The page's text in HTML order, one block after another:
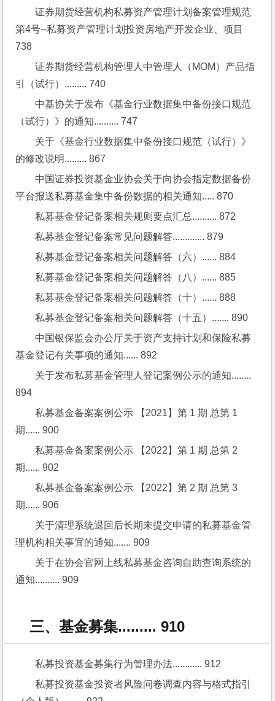
证券期货经营机构私募资产管理计划备案管理规范
第4号--私募资产管理计划投资房地产开发企业、项目
738
证券期货经营机构管理人中管理人（MOM）产品指
引（试行）......... 740
中基协关于发布《基金行业数据集中备份接口规范
（试行）》的通知.......... 747
关于《基金行业数据集中备份接口规范（试行）》
的修改说明......... 867
中国证券投资基金业协会关于向协会指定数据备份
平台报送私募基金集中备份数据的相关通知..... 870
私募基金登记备案相关规则要点汇总.......... 872
私募基金登记备案常见问题解答............. 879
私募基金登记备案相关问题解答（六）...... 884
私募基金登记备案相关问题解答（八）...... 885
私募基金登记备案相关问题解答（十）...... 888
私募基金登记备案相关问题解答（十五）....... 890
中国银保监会办公厅关于资产支持计划和保险私募
基金登记有关事项的通知...... 892
关于发布私募基金管理人登记案例公示的通知........
894
私募基金备案案例公示 【2021】第 1 期 总第 1
期...... 900
私募基金备案案例公示 【2022】第 1 期 总第 2
期...... 902
私募基金备案案例公示 【2022】第 2 期 总第 3
期...... 906
关于清理系统退回后长期未提交申请的私募基金管
理机构相关事宜的通知....... 909
关于在协会官网上线私募基金咨询自助查询系统的
通知.......... 909
三、基金募集......... 910
私募投资基金募集行为管理办法............ 912
私募投资基金投资者风险问卷调查内容与格式指引